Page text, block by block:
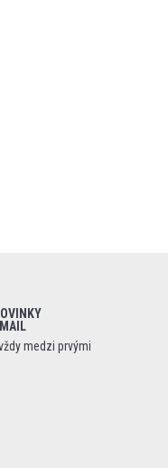
medzi prvými